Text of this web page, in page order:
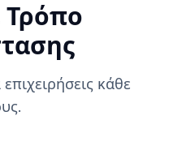
Τρόπο
κάθε